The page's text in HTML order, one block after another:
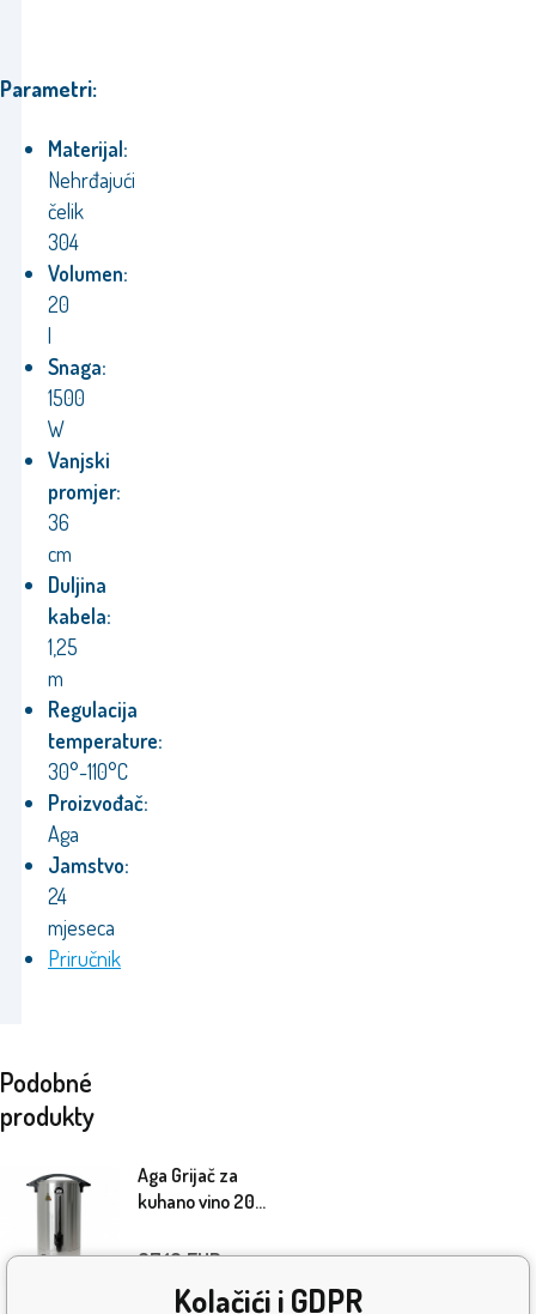
Parametri:
Materijal:
Nehrđajući
čelik
304
Volumen:
20
l
Snaga:
1500
W
Vanjski
promjer:
36
cm
Duljina
kabela:
1,25
m
Regulacija
temperature:
30°-110°C
Proizvođač:
Aga
Jamstvo:
24
mjeseca
Priručnik
Podobné
produkty
Aga Grijač za
kuhano vino 20 l
67.10EUR
Kolačići i GDPR